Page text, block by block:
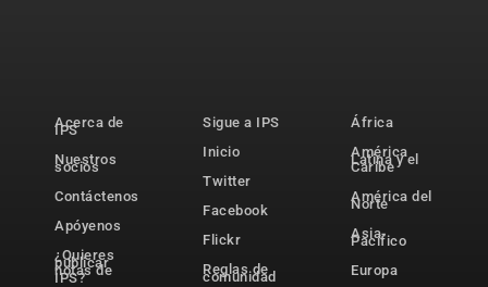
Acerca de
IPS
Nuestros
socios
Contáctenos
Apóyenos
¿Quieres
publicar
notas de
IPS?
Sigue a IPS
Inicio
Twitter
Facebook
Flickr
Reglas de
comunidad
África
América
Latina y el
Caribe
América del
Norte
Asia-
Pacífico
Europa